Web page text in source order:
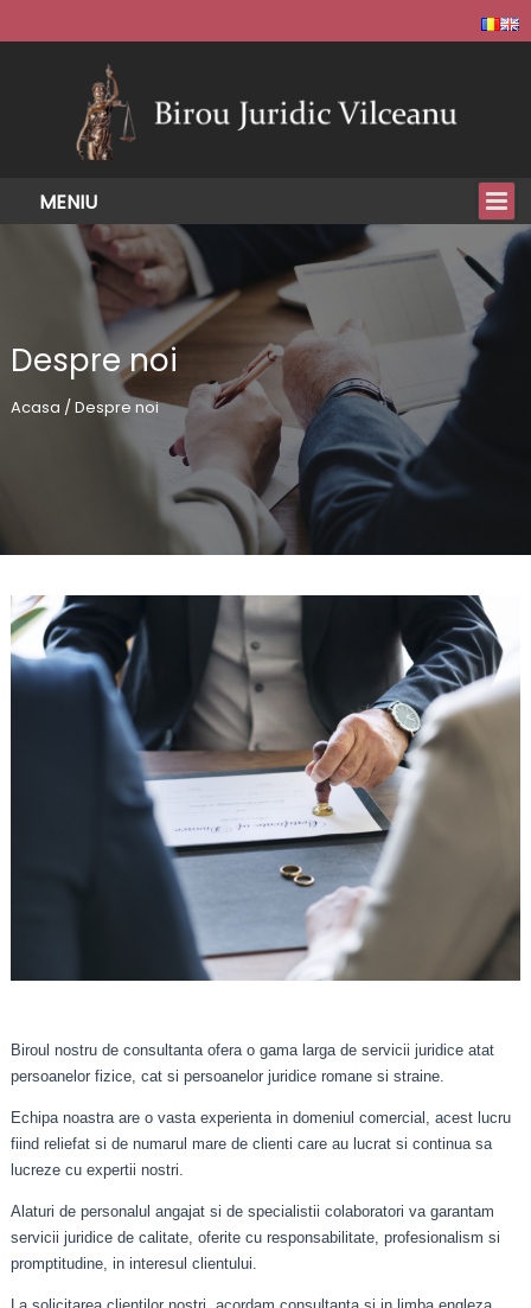
Despre noi
Acasa / Despre noi
Biroul nostru de consultanta ofera o gama larga de servicii juridice atat
persoanelor fizice, cat si persoanelor juridice romane si straine.
Echipa noastra are o vasta experienta in domeniul comercial, acest lucru
fiind reliefat si de numarul mare de clienti care au lucrat si continua sa
lucreze cu expertii nostri.
Alaturi de personalul angajat si de specialistii colaboratori va garantam
servicii juridice de calitate, oferite cu responsabilitate, profesionalism si
promptitudine, in interesul clientului.